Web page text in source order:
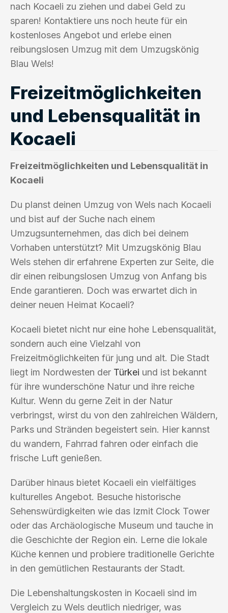
nach Kocaeli zu ziehen und dabei Geld zu
sparen! Kontaktiere uns noch heute für ein
kostenloses Angebot und erlebe einen
reibungslosen Umzug mit dem Umzugskönig
Blau Wels!
Freizeitmöglichkeiten
und Lebensqualität in
Kocaeli
Freizeitmöglichkeiten und Lebensqualität in
Kocaeli
Du planst deinen Umzug von Wels nach Kocaeli
und bist auf der Suche nach einem
Umzugsunternehmen, das dich bei deinem
Vorhaben unterstützt? Mit Umzugskönig Blau
Wels stehen dir erfahrene Experten zur Seite, die
dir einen reibungslosen Umzug von Anfang bis
Ende garantieren. Doch was erwartet dich in
deiner neuen Heimat Kocaeli?
Kocaeli bietet nicht nur eine hohe Lebensqualität,
sondern auch eine Vielzahl von
Freizeitmöglichkeiten für jung und alt. Die Stadt
liegt im Nordwesten der Türkei und ist bekannt
für ihre wunderschöne Natur und ihre reiche
Kultur. Wenn du gerne Zeit in der Natur
verbringst, wirst du von den zahlreichen Wäldern,
Parks und Stränden begeistert sein. Hier kannst
du wandern, Fahrrad fahren oder einfach die
frische Luft genießen.
Darüber hinaus bietet Kocaeli ein vielfältiges
kulturelles Angebot. Besuche historische
Sehenswürdigkeiten wie das Izmit Clock Tower
oder das Archäologische Museum und tauche in
die Geschichte der Region ein. Lerne die lokale
Küche kennen und probiere traditionelle Gerichte
in den gemütlichen Restaurants der Stadt.
Die Lebenshaltungskosten in Kocaeli sind im
Vergleich zu Wels deutlich niedriger, was